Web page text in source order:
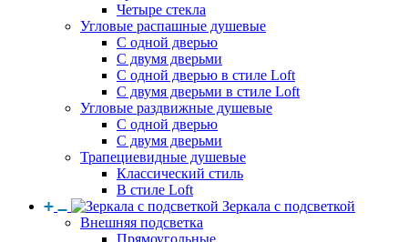
Четыре стекла
Угловые распашные душевые
С одной дверью
С двумя дверьми
С одной дверью в стиле Loft
С двумя дверьми в стиле Loft
Угловые раздвижные душевые
С одной дверью
С двумя дверьми
Трапециевидные душевые
Классический стиль
В стиле Loft
Зеркала с подсветкой
Внешняя подсветка
Прямоугольные